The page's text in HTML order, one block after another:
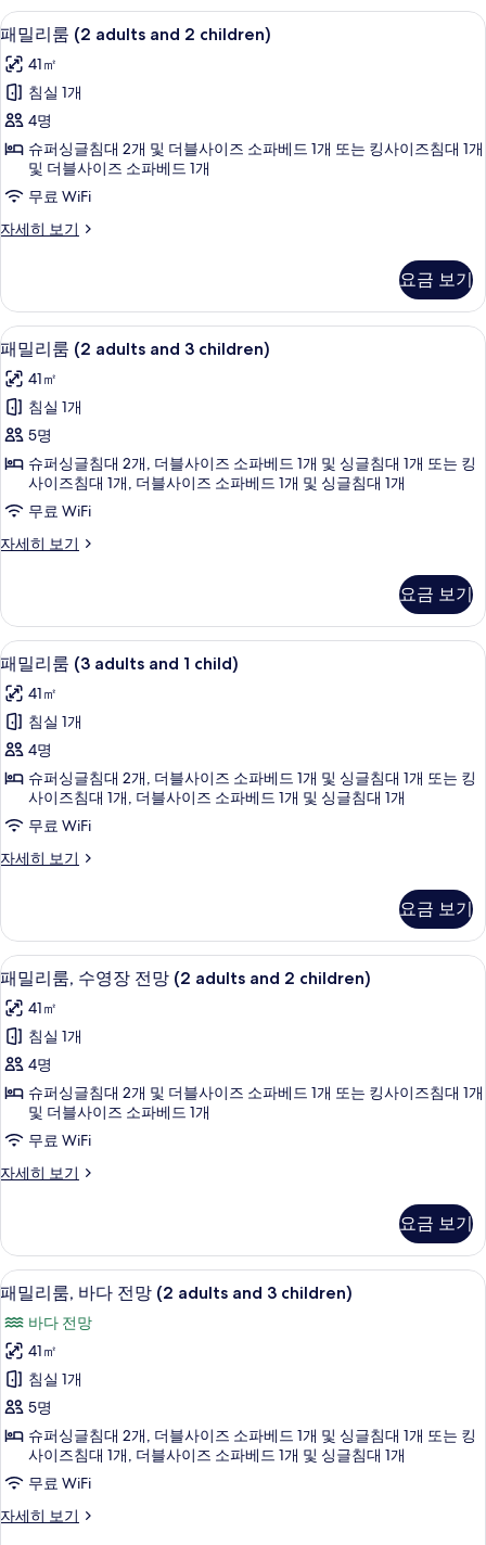
사
진
모
두
보
다
전
망
(2
adults
2
children)
세
히
보
패
밀
리
룸
(2
adults
and
children)
모
두
보
기
1 개의 침실, 미니바, 객실 내 금고, 책상
6
패밀리룸 (2 adults and 2 children)
41㎡
침실 1개
4명
슈퍼싱글침대 2개 및 더블사이즈 소파베드 1개 또는 킹사이즈침대 1개
및 더블사이즈 소파베드 1개
무료 WiFi
자세히 보기
패
(2
adults
and
children)
자
히
보
요금 보기
패
밀
리
룸
(2
adults
and
children)
모
두
보
기
1 개의 침실, 미니바, 객실 내 금고, 책상
6
패밀리룸 (2 adults and 3 children)
41㎡
침실 1개
5명
슈퍼싱글침대 2개, 더블사이즈 소파베드 1개 및 싱글침대 1개 또는 킹
사이즈침대 1개, 더블사이즈 소파베드 1개 및 싱글침대 1개
무료 WiFi
자세히 보기
패
(2
adults
and
children)
자
히
보
요금 보기
패
밀
리
룸
(3
adults
and
child)
모
두
보
기
1 개의 침실, 미니바, 객실 내 금고, 책상
6
패밀리룸 (3 adults and 1 child)
41㎡
침실 1개
4명
슈퍼싱글침대 2개, 더블사이즈 소파베드 1개 및 싱글침대 1개 또는 킹
사이즈침대 1개, 더블사이즈 소파베드 1개 및 싱글침대 1개
무료 WiFi
자세히 보기
패
(3
adults
and
child)
자
히
보
요금 보기
패
밀
리
룸,
수
영
장
전
adults
and
2
children)
사
진
모
두
기
1 개의 침실, 미니바, 객실 내 금고, 책상
7
패밀리룸, 수영장 전망 (2 adults and 2 children)
41㎡
침실 1개
4명
슈퍼싱글침대 2개 및 더블사이즈 소파베드 1개 또는 킹사이즈침대 1개
및 더블사이즈 소파베드 1개
무료 WiFi
자세히 보기
패
수
영
장
전
망
(2
adults
and
2
children)
자
히
기
요금 보기
패
밀
리
룸,
바
다
전
망
(2
adults
1 개의 침실, 미니바, 객실 내 금고, 책상
7
패밀리룸, 바다 전망 (2 adults and 3 children)
바다 전망
41㎡
침실 1개
5명
슈퍼싱글침대 2개, 더블사이즈 소파베드 1개 및 싱글침대 1개 또는 킹
사이즈침대 1개, 더블사이즈 소파베드 1개 및 싱글침대 1개
무료 WiFi
자세히 보기
패